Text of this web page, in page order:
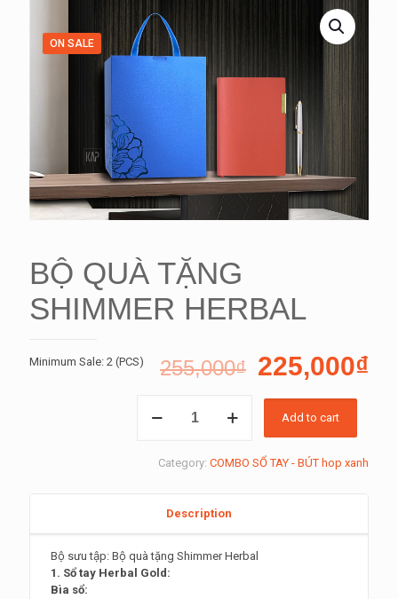
ON SALE
BỘ QUÀ TẶNG
SHIMMER HERBAL
255,000₫ 225,000₫
Minimum Sale: 2 (PCS)
QUÀ
HERBAL
Add to cart
Category: COMBO SỔ TAY - BÚT hop xanh
Description
Bộ sưu tập: Bộ quà tặng Shimmer Herbal
1. Sổ tay Herbal Gold:
Bìa sổ: